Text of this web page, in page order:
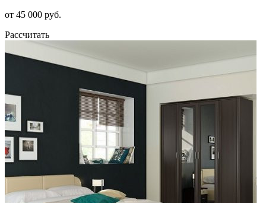
от 45 000 руб.
Рассчитать